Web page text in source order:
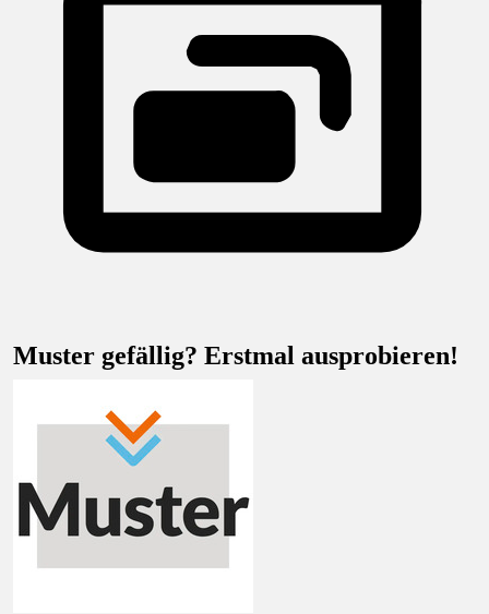
Muster gefällig? Erstmal ausprobieren!